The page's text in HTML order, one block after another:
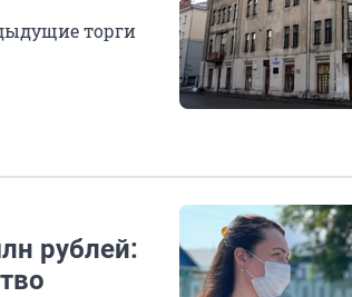
торги
рублей: